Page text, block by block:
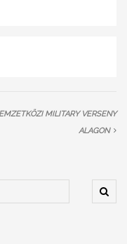
MILITARY VERSENY
ALAGON